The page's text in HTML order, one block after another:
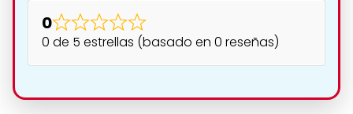
0
0 de 5 estrellas (basado en 0 reseñas)